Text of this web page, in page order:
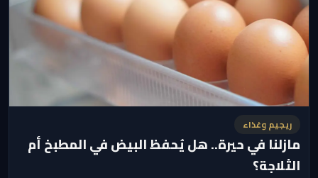
ريجيم وغذاء
مازلنا في حيرة.. هل يُحفظ البيض في المطبخ أم
الثلاجة؟